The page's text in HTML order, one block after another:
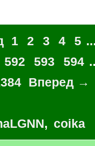
1 2 3 4 5
592 593 594
Вперед →
, coika